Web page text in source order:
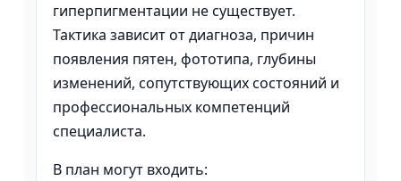
гиперпигментации не существует.
Тактика зависит от диагноза, причин
появления пятен, фототипа, глубины
изменений, сопутствующих состояний и
профессиональных компетенций
специалиста.
В план могут входить: